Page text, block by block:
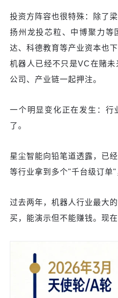
投资方阵容也很特殊：除了
扬州龙投芯粒、中博聚力等
达、科德教育等产业资本也
机器人已经不只是VC在赌
公司、产业链一起押注。
一个明显变化正在发生：行
了。
星尘智能向铅笔道透露，已
等行业拿到多个"千台级订单"
过去两年，机器人行业最大
买，能演示但不能赚钱。现